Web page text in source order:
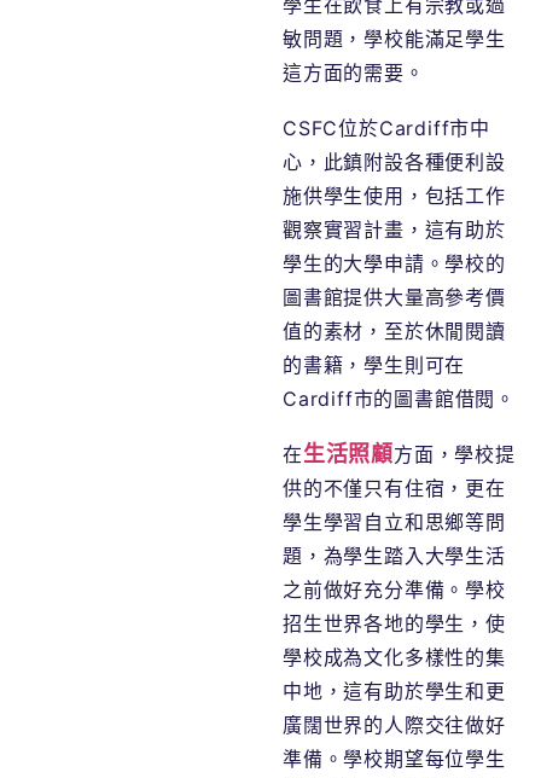
敏問題，學校能滿足學生
這方面的需要。
CSFC位於Cardiff市中
心，此鎮附設各種便利設
施供學生使用，包括工作
觀察實習計畫，這有助於
學生的大學申請。學校的
圖書館提供大量高參考價
值的素材，至於休閒閱讀
的書籍，學生則可在
Cardiff市的圖書館借閱。
在生活照顧方面，學校提
供的不僅只有住宿，更在
學生學習自立和思鄉等問
題，為學生踏入大學生活
之前做好充分準備。學校
招生世界各地的學生，使
學校成為文化多樣性的集
中地，這有助於學生和更
廣闊世界的人際交往做好
準備。學校期望每位學生